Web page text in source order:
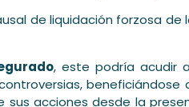
de liquidación forzosa de
, este podría acudir
beneficiándose
sus acciones desde la